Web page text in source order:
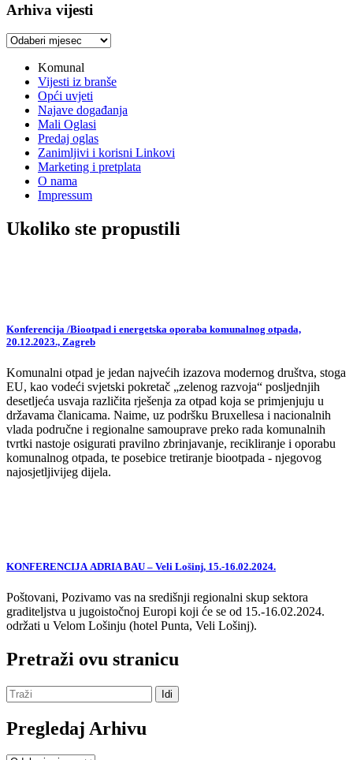
Arhiva vijesti
Arhiva
Komunal
Vijesti iz branše
Opći uvjeti
Najave događanja
Mali Oglasi
Predaj oglas
Zanimljivi i korisni Linkovi
Marketing i pretplata
O nama
Impressum
Ukoliko ste propustili
Konferencija /Biootpad i energetska oporaba komunalnog otpada,
20.12.2023., Zagreb
Komunalni otpad je jedan najvećih izazova modernog društva, stoga
EU, kao vodeći svjetski pokretač „zelenog razvoja“ posljednjih
desetljeća usvaja različita rješenja za otpad koja se primjenjuju u
državama članicama. Naime, uz podršku Bruxellesa i nacionalnih
vlada područne i regionalne samouprave preko rada komunalnih
tvrtki nastoje osigurati pravilno zbrinjavanje, recikliranje i oporabu
komunalnog otpada, te posebice tretiranje biootpada - njegovog
najosjetljivijeg dijela.
KONFERENCIJA ADRIA BAU – Veli Lošinj, 15.-16.02.2024.
Poštovani, Pozivamo vas na središnji regionalni skup sektora
graditeljstva u jugoistočnoj Europi koji će se od 15.-16.02.2024.
održati u Velom Lošinju (hotel Punta, Veli Lošinj).
Pretraži ovu stranicu
Pregledaj Arhivu